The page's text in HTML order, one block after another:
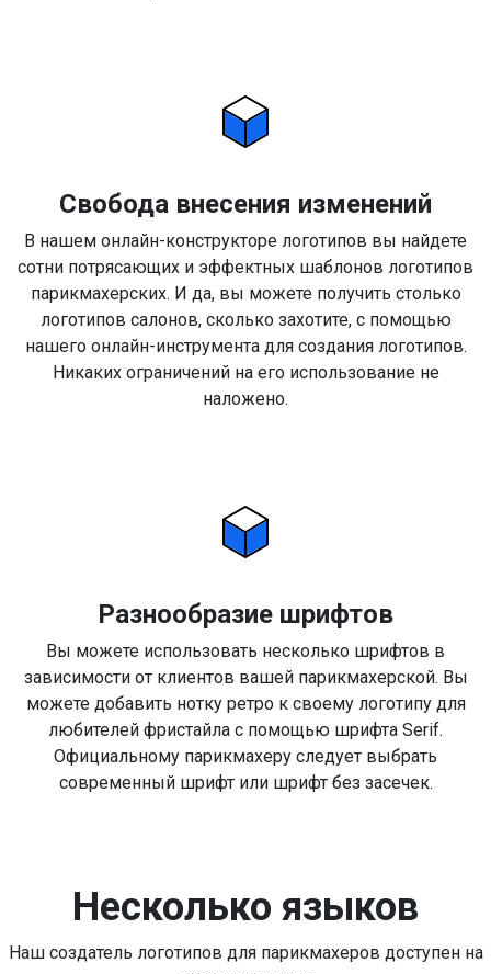
Свобода внесения изменений
В нашем онлайн-конструкторе логотипов вы найдете
сотни потрясающих и эффектных шаблонов логотипов
парикмахерских. И да, вы можете получить столько
логотипов салонов, сколько захотите, с помощью
нашего онлайн-инструмента для создания логотипов.
Никаких ограничений на его использование не
наложено.
Разнообразие шрифтов
Вы можете использовать несколько шрифтов в
зависимости от клиентов вашей парикмахерской. Вы
можете добавить нотку ретро к своему логотипу для
любителей фристайла с помощью шрифта Serif.
Официальному парикмахеру следует выбрать
современный шрифт или шрифт без засечек.
Несколько языков
Наш создатель логотипов для парикмахеров доступен на